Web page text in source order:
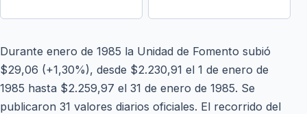
Durante enero de 1985 la Unidad de Fomento subió
$29,06 (+1,30%), desde $2.230,91 el 1 de enero de
1985 hasta $2.259,97 el 31 de enero de 1985. Se
publicaron 31 valores diarios oficiales. El recorrido del